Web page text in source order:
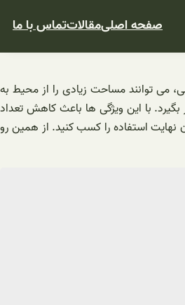
صفحه اصلیمقالاتتماس با ما
می توانند مساحت زیادی را از محیط به
با این ویژگی ها باعث کاهش تعداد
نهایت استفاده را کسب کنید. از همین رو